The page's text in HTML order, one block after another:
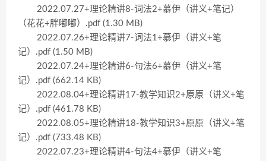
2022.07.27+理论精讲8-词法2+慕伊（讲义+笔记）
（花花+胖嘟嘟）.pdf (1.30 MB)
2022.07.26+理论精讲7-词法1+慕伊（讲义+笔
记）.pdf (1.50 MB)
2022.07.24+理论精讲6-句法6+慕伊（讲义+笔
记）.pdf (662.14 KB)
2022.08.04+理论精讲17-教学知识2+原原（讲义+笔
记）.pdf (461.78 KB)
2022.08.05+理论精讲18-教学知识3+原原（讲义+笔
记）.pdf (733.48 KB)
2022.07.23+理论精讲4-句法4+慕伊（讲义+笔